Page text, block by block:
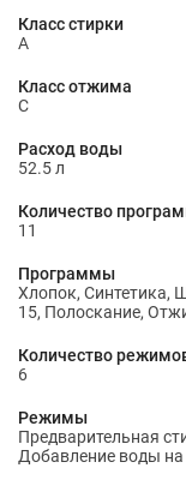
Класс стирки
A
Класс отжима
C
Расход воды
52.5 л
Количество
11
Программы
Хлопок, Синтетика,
15, Полоскание,
Количество
6
Режимы
Предварительная
Добавление воды на